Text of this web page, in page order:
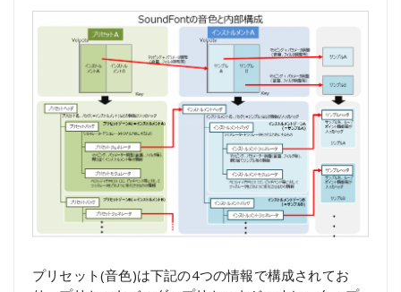
プリセット(音色)は下記の4つの情報で構成されてお